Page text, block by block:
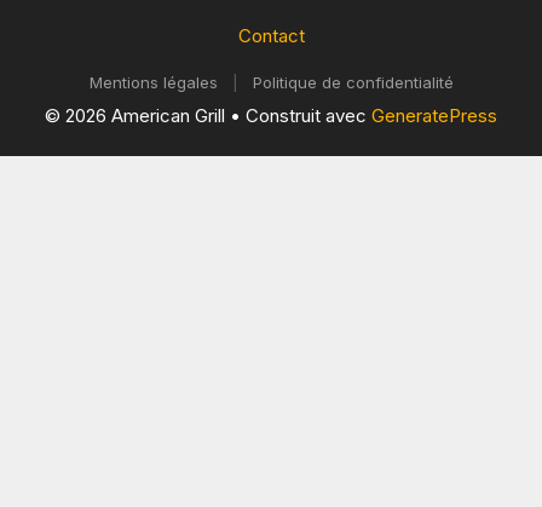
Contact
Mentions légales Politique de confidentialité
© 2026 American Grill • Construit avec GeneratePress